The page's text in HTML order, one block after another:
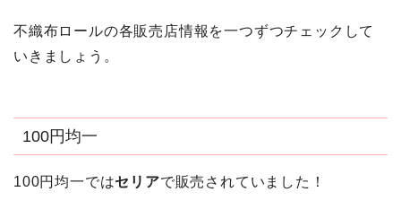
不織布ロールの各販売店情報を一つずつチェックして
いきましょう。
100円均一
100円均一ではセリアで販売されていました！